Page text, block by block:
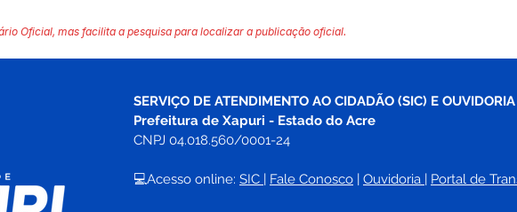
Oficial, mas facilita a pesquisa para localizar a publicação oficial.
SERVIÇO DE ATENDIMENTO AO CIDADÃO (SIC) E OUVIDORIA
Prefeitura de Xapuri - Estado do Acre
CNPJ 04.018.560/0001-24
💻Acesso online: SIC | Fale Conosco | Ouvidoria | Portal de